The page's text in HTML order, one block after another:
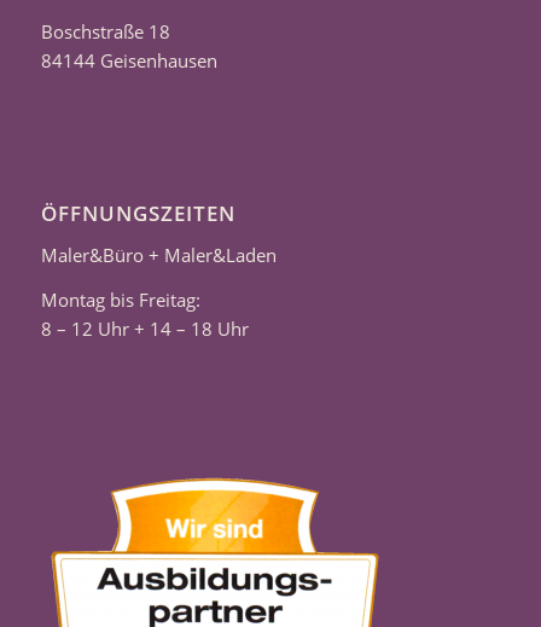
Boschstraße 18
84144 Geisenhausen
ÖFFNUNGSZEITEN
Maler&Büro + Maler&Laden
Montag bis Freitag:
8 – 12 Uhr + 14 – 18 Uhr